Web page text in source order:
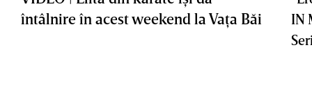
întâlnire în acest weekend la Vaţa Băi
IN